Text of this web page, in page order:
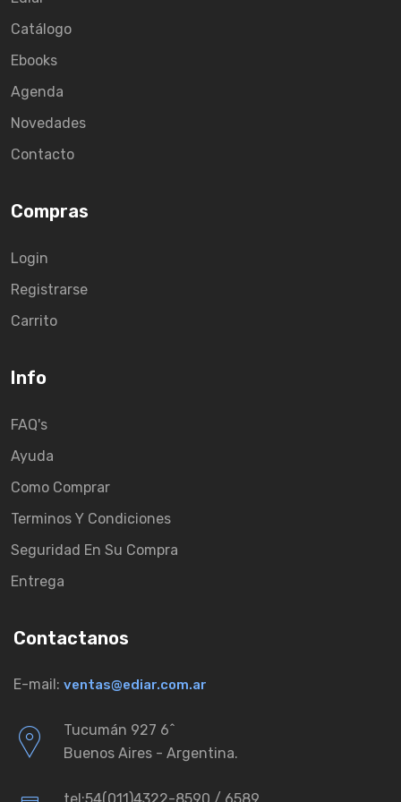
Catálogo
Ebooks
Agenda
Novedades
Contacto
Compras
Login
Registrarse
Carrito
Info
FAQ's
Ayuda
Como Comprar
Terminos Y Condiciones
Seguridad En Su Compra
Entrega
Contactanos
E-mail: ventas@ediar.com.ar
Tucumán 927 6ˆ
Buenos Aires - Argentina.